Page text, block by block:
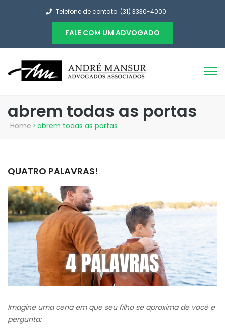
Telefone de contato: (31) 3330-4000
FALE COM UM ADVOGADO
abrem todas as portas
Home > abrem todas as portas
QUATRO PALAVRAS!
Imagine uma cena em que seu filho se aproxima de você e
pergunta: